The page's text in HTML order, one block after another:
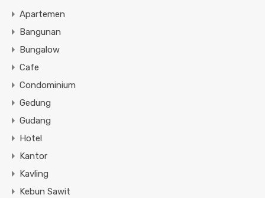
Apartemen
Bangunan
Bungalow
Cafe
Condominium
Gedung
Gudang
Hotel
Kantor
Kavling
Kebun Sawit